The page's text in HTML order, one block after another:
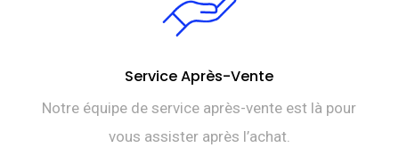
Service Après-Vente
Notre équipe de service après-vente est là pour
vous assister après l’achat.